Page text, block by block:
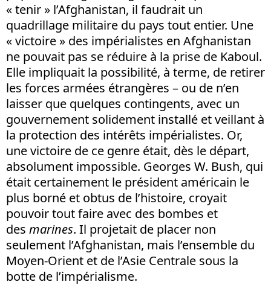
« tenir » l’Afghanistan, il faudrait un
quadrillage militaire du pays tout entier. Une
« victoire » des impérialistes en Afghanistan
ne pouvait pas se réduire à la prise de Kaboul.
Elle impliquait la possibilité, à terme, de retirer
les forces armées étrangères – ou de n’en
laisser que quelques contingents, avec un
gouvernement solidement installé et veillant à
la protection des intérêts impérialistes. Or,
une victoire de ce genre était, dès le départ,
absolument impossible. Georges W. Bush, qui
était certainement le président américain le
plus borné et obtus de l’histoire, croyait
pouvoir tout faire avec des bombes et
des marines. Il projetait de placer non
seulement l’Afghanistan, mais l’ensemble du
Moyen-Orient et de l’Asie Centrale sous la
botte de l’impérialisme.